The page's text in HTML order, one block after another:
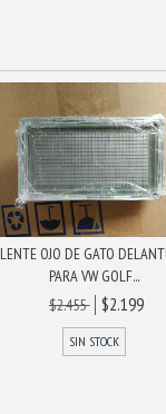
LENTE OJO DE GATO
PARA VW GOLF...
$2.455
$2.199
SIN STOCK